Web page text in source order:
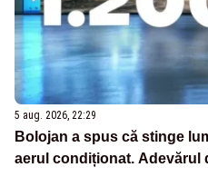
5 aug. 2026, 22:29
Bolojan a spus că stinge
aerul condiționat. Adevărul